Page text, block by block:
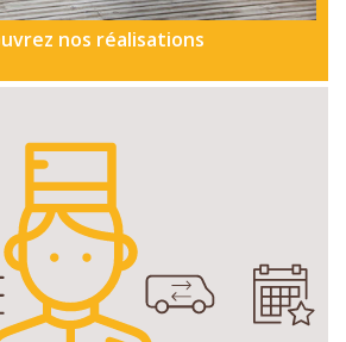
nos réalisations